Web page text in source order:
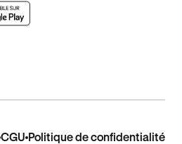
CGU Politique de confidentialité